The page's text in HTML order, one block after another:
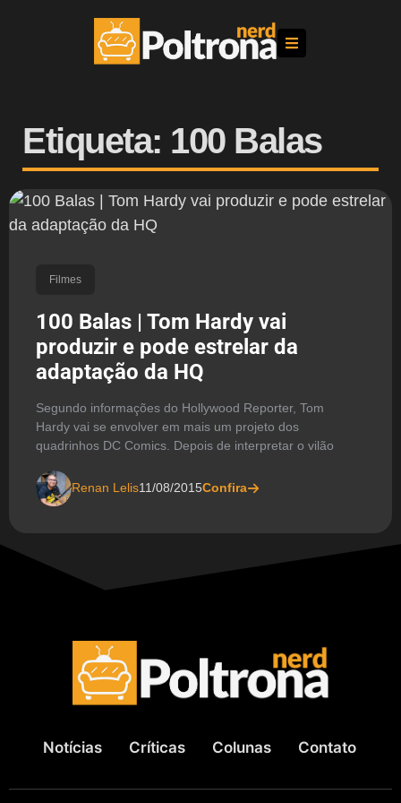
Etiqueta: 100 Balas
Filmes
100 Balas | Tom Hardy vai
produzir e pode estrelar da
adaptação da HQ
Segundo informações do Hollywood Reporter, Tom
Hardy vai se envolver em mais um projeto dos
quadrinhos DC Comics. Depois de interpretar o vilão
Renan Lelis11/08/2015Confira
Notícias Críticas Colunas Contato